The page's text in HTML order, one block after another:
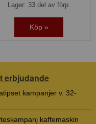
Lager: 33 del av förp.
Köp »
erbjudande
kampanjer v. 32-
kaffemaskin